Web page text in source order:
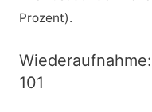
Prozent).
101